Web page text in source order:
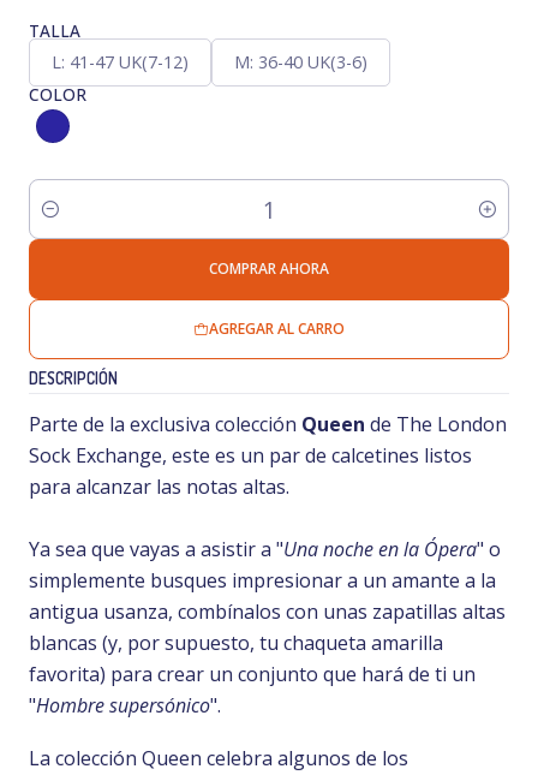
TALLA
L: 41-47 UK(7-12)
M: 36-40 UK(3-6)
COLOR
Cantidad
AGREGAR AL CARRO
COMPRAR AHORA
DESCRIPCIÓN
Parte de la exclusiva colección Queen de The London
Sock Exchange, este es un par de calcetines listos
para alcanzar las notas altas.
Ya sea que vayas a asistir a "Una noche en la Ópera" o
simplemente busques impresionar a un amante a la
antigua usanza, combínalos con unas zapatillas altas
blancas (y, por supuesto, tu chaqueta amarilla
favorita) para crear un conjunto que hará de ti un
"Hombre supersónico".
La colección Queen celebra algunos de los